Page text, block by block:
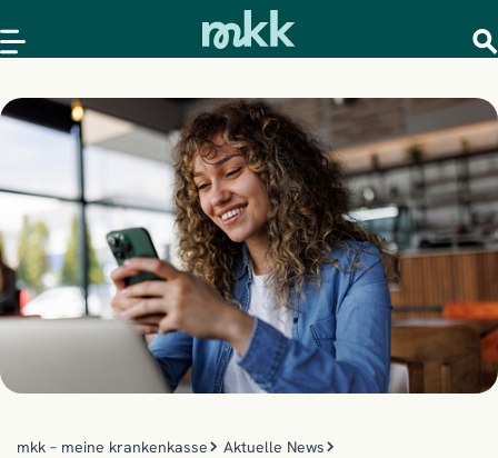
mkk – meine krankenkasse
Aktuelle News